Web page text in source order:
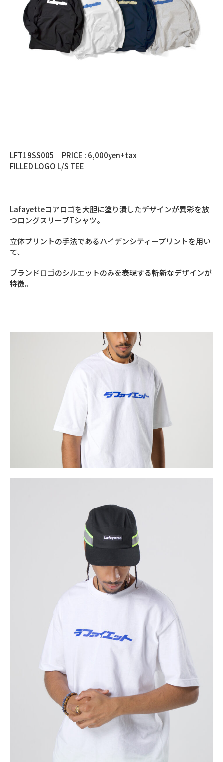
LFT19SS005 PRICE : 6,000yen+tax
FILLED LOGO L/S TEE
Lafayetteコアロゴを大胆に塗り潰したデザインが異彩を放
つロングスリーブTシャツ。
立体プリントの手法であるハイデンシティープリントを用い
て、
ブランドロゴのシルエットのみを表現する斬新なデザインが
特徴。